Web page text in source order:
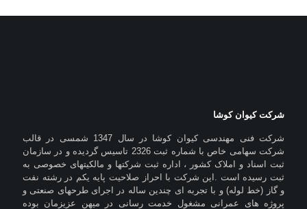
شرکت کیوان کوشا
شرکت فنی مهندسی کیوان کوشا در سال 1347 شمسی در قالب
شرکت سهامی خاص با شماره ثبت 2326 تاسیس گردیده و در سازمان
ثبت اسناد و املاک کشور ، اداره ثبت شرکتها و مالکیتهای خصوصی به
ثبت رسیده است .این شرکت با احراز صلاحیت پایه یکم در رشته نفت
و گاز (خط لوله) و با تجربه ای چندین ساله در اجرای طرحهای صنعتی و
پروژه های عمرانی مشغول خدمت رسانی در میهن عزیزمان بوده